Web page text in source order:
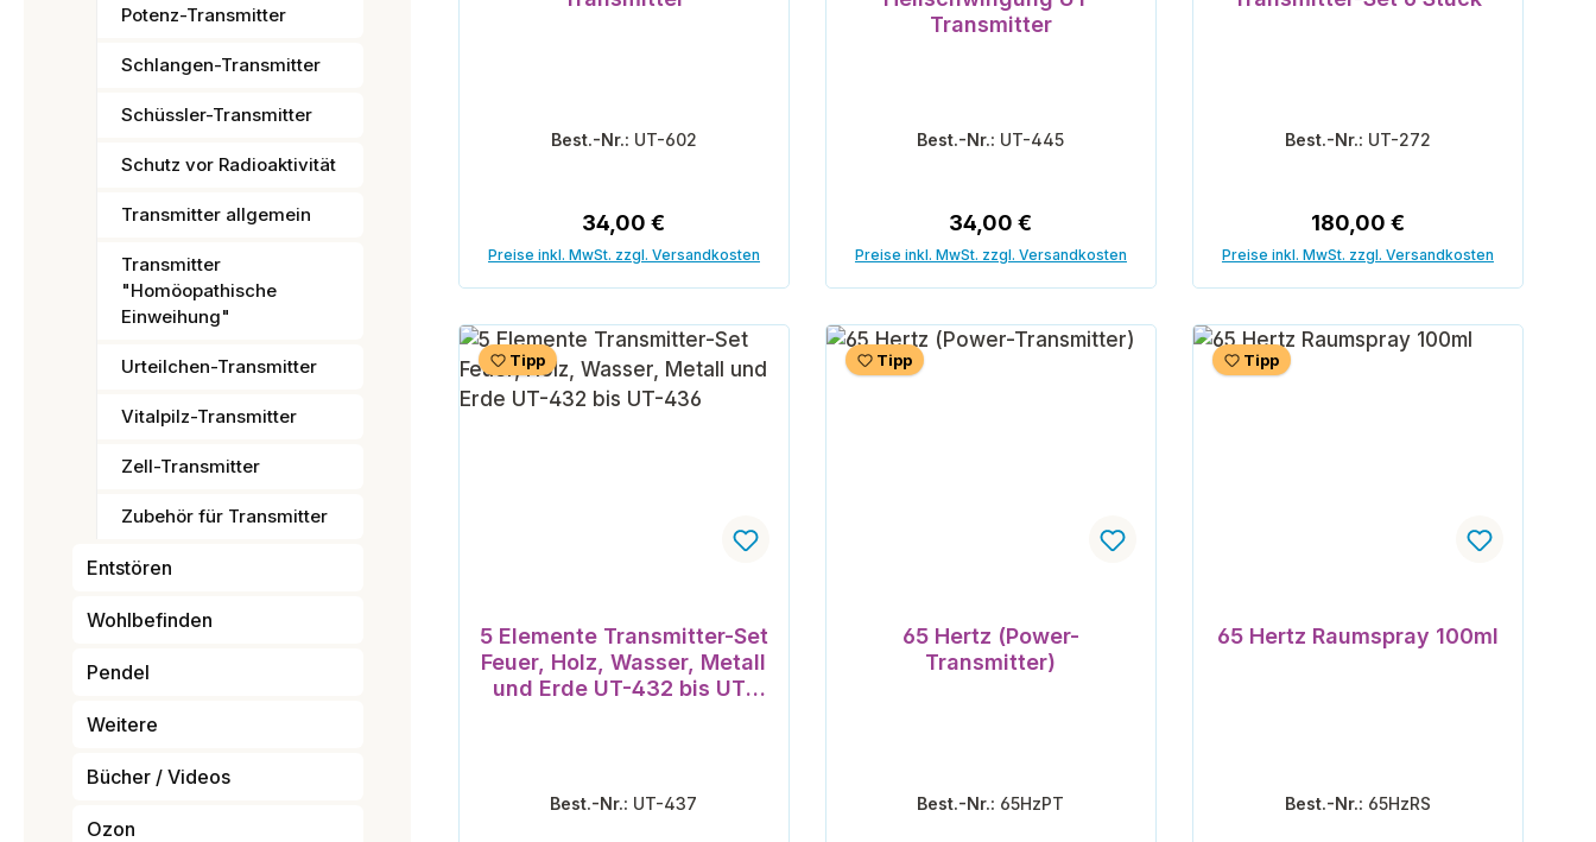
Potenz-Transmitter
Schlangen-Transmitter
Schüssler-Transmitter
Schutz vor Radioaktivität
Transmitter allgemein
Transmitter
"Homöopathische
Einweihung"
Urteilchen-Transmitter
Vitalpilz-Transmitter
Zell-Transmitter
Zubehör für Transmitter
Entstören
Wohlbefinden
Pendel
Weitere
Bücher / Videos
Ozon
Best.-Nr.: UT-602
Regulärer Preis:
34,00 €
Preise inkl. MwSt. zzgl. Versandkosten
Transmitter
Best.-Nr.: UT-445
Regulärer Preis:
34,00 €
Preise inkl. MwSt. zzgl. Versandkosten
Best.-Nr.: UT-272
Regulärer Preis:
180,00 €
Preise inkl. MwSt. zzgl. Versandkosten
Tipp
5 Elemente Transmitter-Set
Feuer, Holz, Wasser, Metall
und Erde UT-432 bis UT-
Best.-Nr.: UT-437
Tipp
65 Hertz (Power-
Transmitter)
Best.-Nr.: 65HzPT
Tipp
65 Hertz Raumspray 100ml
Best.-Nr.: 65HzRS